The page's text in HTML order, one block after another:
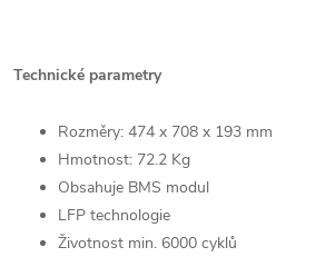
Technické parametry
Rozměry: 474 x 708 x 193 mm
Hmotnost: 72.2 Kg
Obsahuje BMS modul
LFP technologie
Životnost min. 6000 cyklů